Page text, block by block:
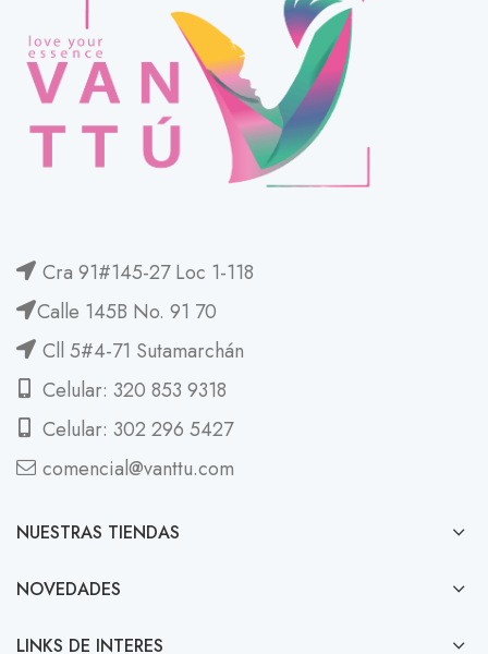
Cra 91#145-27 Loc 1-118
Calle 145B No. 91 70
Cll 5#4-71 Sutamarchán
Celular: 320 853 9318
Celular: 302 296 5427
comencial@vanttu.com
NUESTRAS TIENDAS
NOVEDADES
LINKS DE INTERES